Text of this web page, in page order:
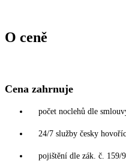
O ceně
Cena zahrnuje
počet noclehů dle
24/7 služby česky
pojištění dle zák. č. 159/